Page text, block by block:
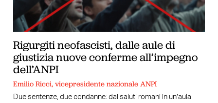
Rigurgiti neofascisti, dalle aule di
giustizia nuove conferme all’impegno
dell’ANPI
Emilio Ricci, vicepresidente nazionale ANPI
Due sentenze, due condanne: dai saluti romani in un’aula